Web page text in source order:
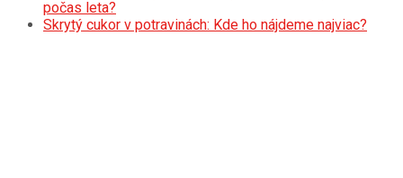
počas leta?
Skrytý cukor v potravinách: Kde ho nájdeme najviac?